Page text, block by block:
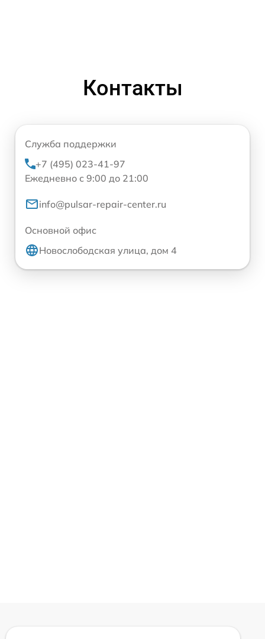
Контакты
Служба поддержки
+7 (495) 023-41-97
Ежедневно с 9:00 до 21:00
info@pulsar-repair-center.ru
Основной офис
Новослободская улица, дом 4